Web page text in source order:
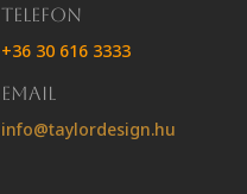
Telefon
+36 30 616 3333
Email
info@taylordesign.hu